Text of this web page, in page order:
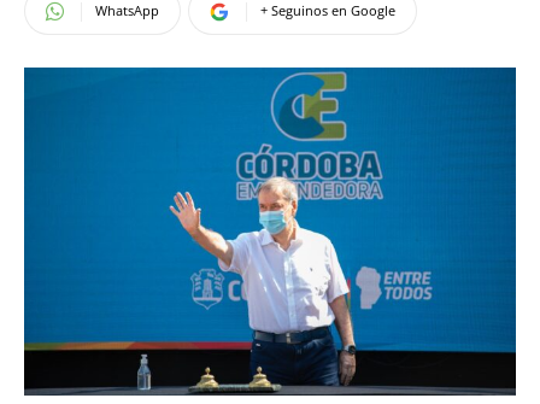
WhatsApp + Seguinos en Google